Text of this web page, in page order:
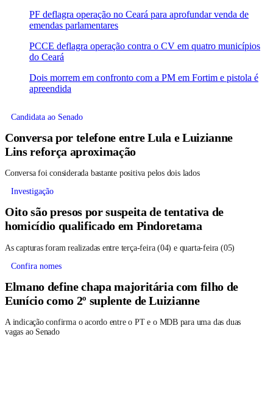
PF deflagra operação no Ceará para aprofundar venda de
emendas parlamentares
PCCE deflagra operação contra o CV em quatro municípios
do Ceará
Dois morrem em confronto com a PM em Fortim e pistola é
apreendida
Candidata ao Senado
Conversa por telefone entre Lula e Luizianne
Lins reforça aproximação
Conversa foi considerada bastante positiva pelos dois lados
Investigação
Oito são presos por suspeita de tentativa de
homicídio qualificado em Pindoretama
As capturas foram realizadas entre terça-feira (04) e quarta-feira (05)
Confira nomes
Elmano define chapa majoritária com filho de
Eunício como 2º suplente de Luizianne
A indicação confirma o acordo entre o PT e o MDB para uma das duas
vagas ao Senado